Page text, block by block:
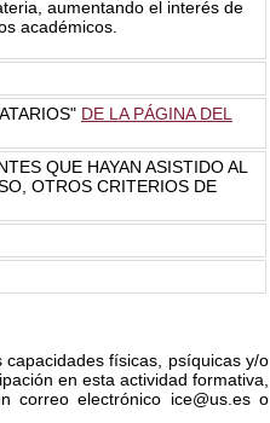
aumentando el interés de
académicos.
DE LA PÁGINA DEL
QUE HAYAN ASISTIDO AL
OTROS CRITERIOS DE
físicas, psíquicas y/o
en esta actividad formativa,
correo electrónico ice@us.es o